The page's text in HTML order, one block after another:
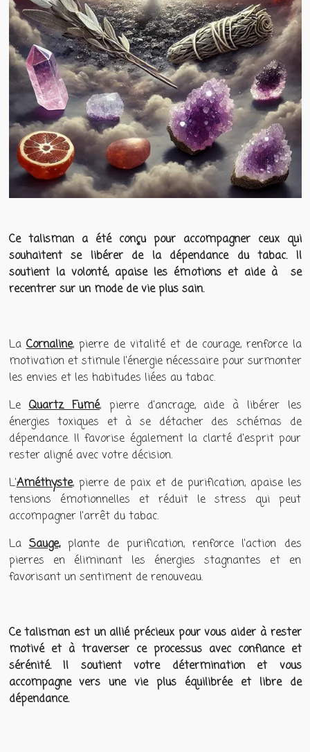
Ce talisman a été conçu pour accompagner ceux qui
souhaitent se libérer de la dépendance du tabac. Il
soutient la volonté, apaise les émotions et aide à se
recentrer sur un mode de vie plus sain.
LaCornaline, pierre de vitalité et de courage, renforce la
motivation et stimule l'énergie nécessaire pour surmonter
les envies et les habitudes liées au tabac.
LeQuartz Fumé, pierre d'ancrage, aide à libérer les
énergies toxiques et à se détacher des schémas de
dépendance. Il favorise également la clarté d'esprit pour
rester aligné avec votre décision.
L'Améthyste, pierre de paix et de purification, apaise les
tensions émotionnelles et réduit le stress qui peut
accompagner l'arrêt du tabac.
LaSauge,plante de purification, renforce l'action des
pierres en éliminant les énergies stagnantes et en
favorisant un sentiment de renouveau.
Ce talisman est un allié précieux pour vous aider à rester
motivé et à traverser ce processus avec confiance et
sérénité. Il soutient votre détermination et vous
accompagne vers une vie plus équilibrée et libre de
dépendance.